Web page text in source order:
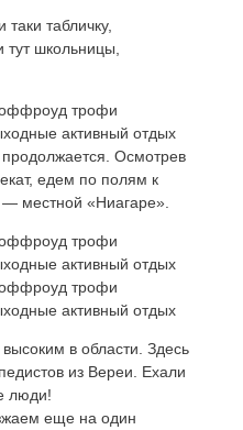
табличку,
тут школьницы,
Осмотрев
едем по полям к
— местной «Ниагаре».
в области. Здесь
из Вереи. Ехали
люди!
еще на один